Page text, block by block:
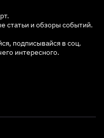
статьи и обзоры событий.
подписывайся в соц.
интересного.